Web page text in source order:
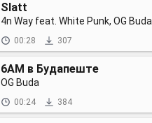
Slatt
4n Way feat. White Punk, OG Buda
00:28 307
6AM в Будапеште
OG Buda
00:24 384